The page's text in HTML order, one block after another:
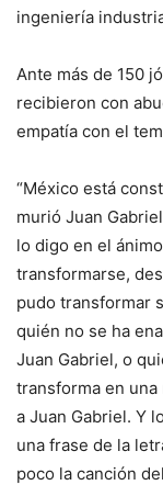
ingeniería
Ante más de 150
recibieron con
empatía con el
“México está
murió Juan
lo digo en el
transformarse,
pudo transformar
quién no se ha
Juan Gabriel, o
transforma en
a Juan Gabriel. Y
una frase de la
poco la canción